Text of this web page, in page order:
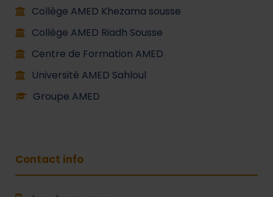
Collège AMED Khezama sousse
Collège AMED Riadh Sousse
Centre de Formation AMED
Université AMED Sahloul
Groupe AMED
Contact info